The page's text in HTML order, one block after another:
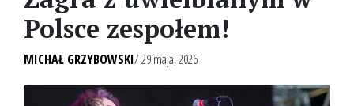
Polsce zespołem!
MICHAŁ GRZYBOWSKI/ 29 maja, 2026